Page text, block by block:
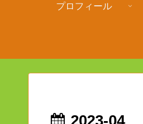
プロフィール
2023-04